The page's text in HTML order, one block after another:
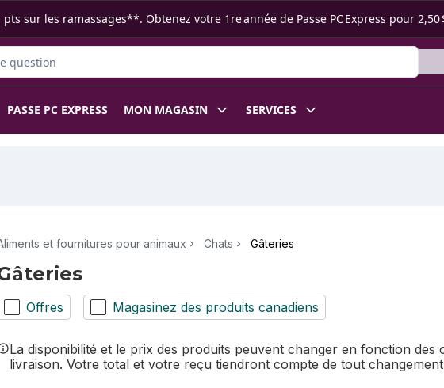
sur les ramassages**. Obtenez votre 1re année de Passe PC Express pour 2,50
PASSE PC EXPRESS MON MAGASIN SERVICES
et fournitures pour animaux Chats Gâteries
Offres Magasinez des produits canadiens
La disponibilité et le prix des produits peuvent changer en fonction
livraison. Votre total et votre reçu tiendront compte de tout